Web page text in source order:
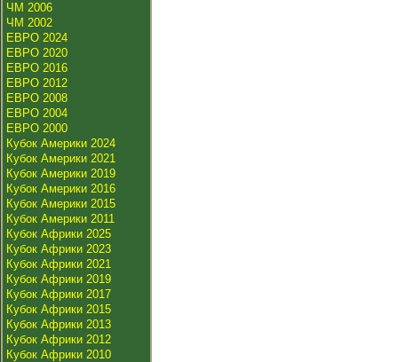
ЧМ 2006
ЧМ 2002
ЕВРО 2024
ЕВРО 2020
ЕВРО 2016
ЕВРО 2012
ЕВРО 2008
ЕВРО 2004
ЕВРО 2000
Кубок Америки 2024
Кубок Америки 2021
Кубок Америки 2019
Кубок Америки 2016
Кубок Америки 2015
Кубок Америки 2011
Кубок Африки 2025
Кубок Африки 2023
Кубок Африки 2021
Кубок Африки 2019
Кубок Африки 2017
Кубок Африки 2015
Кубок Африки 2013
Кубок Африки 2012
Кубок Африки 2010